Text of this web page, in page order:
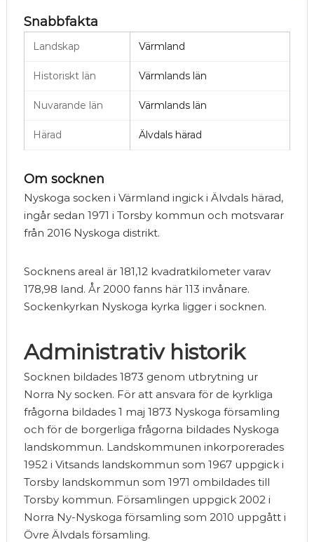
Snabbfakta
Landskap Värmland
Historiskt län Värmlands län
Nuvarande län Värmlands län
Härad Älvdals härad
Om socknen
Nyskoga socken i Värmland ingick i Älvdals härad,
ingår sedan 1971 i Torsby kommun och motsvarar
från 2016 Nyskoga distrikt.
Socknens areal är 181,12 kvadratkilometer varav
178,98 land. År 2000 fanns här 113 invånare.
Sockenkyrkan Nyskoga kyrka ligger i socknen.
Administrativ historik
Socknen bildades 1873 genom utbrytning ur
Norra Ny socken. För att ansvara för de kyrkliga
frågorna bildades 1 maj 1873 Nyskoga församling
och för de borgerliga frågorna bildades Nyskoga
landskommun. Landskommunen inkorporerades
1952 i Vitsands landskommun som 1967 uppgick i
Torsby landskommun som 1971 ombildades till
Torsby kommun. Församlingen uppgick 2002 i
Norra Ny-Nyskoga församling som 2010 uppgått i
Övre Älvdals församling.